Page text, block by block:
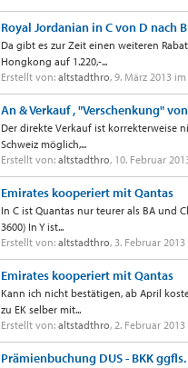
Royal Jordanian in C von D nach
Da gibt es zur Zeit einen weiteren
Hongkong auf 1.220,-...
Erstellt von: altstadthro, 9. März 2013
An & Verkauf , "Verschenkung"
Der direkte Verkauf ist korrekterweise
Schweiz möglich,...
Erstellt von: altstadthro, 10. Februar
Emirates kooperiert mit Qantas
In C ist Quantas nur teurer als BA und
3600) In Y ist...
Erstellt von: altstadthro, 3. Februar 2013
Emirates kooperiert mit Qantas
Kann ich nicht bestätigen, ab April
zu EK selber mit...
Erstellt von: altstadthro, 2. Februar 2013
Prämienbuchung DUS - BKK ggfls.